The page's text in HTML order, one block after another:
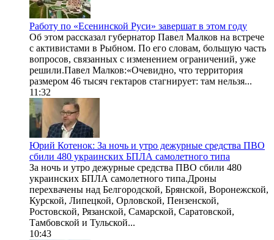
Работу по «Есенинской Руси» завершат в этом году
Об этом рассказал губернатор Павел Малков на встрече
с активистами в Рыбном. По его словам, большую часть
вопросов, связанных с изменением ограничений, уже
решили.Павел Малков:«Очевидно, что территория
размером 46 тысяч гектаров стагнирует: там нельзя...
11:32
Юрий Котенок: За ночь и утро дежурные средства ПВО
сбили 480 украинских БПЛА самолетного типа
За ночь и утро дежурные средства ПВО сбили 480
украинских БПЛА самолетного типа.Дроны
перехвачены над Белгородской, Брянской, Воронежской,
Курской, Липецкой, Орловской, Пензенской,
Ростовской, Рязанской, Самарской, Саратовской,
Тамбовской и Тульской...
10:43